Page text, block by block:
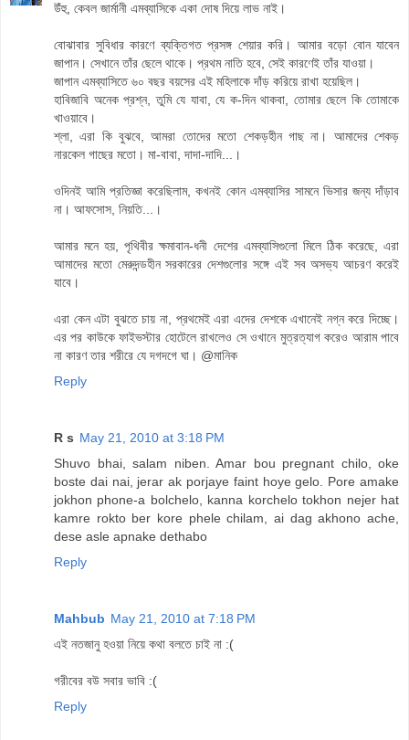
উঁহু, কেবল জার্মানী এমব্যাসিকে একা দোষ দিয়ে লাভ নাই।
বোঝাবার সুবিধার কারণে ব্যক্তিগত প্রসঙ্গ শেয়ার করি। আমার বড়ো বোন যাবেন
জাপান। সেখানে তাঁর ছেলে থাকে। প্রথম নাতি হবে, সেই কারণেই তাঁর যাওয়া।
জাপান এমব্যাসিতে ৬০ বছর বয়সের এই মহিলাকে দাঁড় করিয়ে রাখা হয়েছিল।
হাবিজাবি অনেক প্রশ্ন, তুমি যে যাবা, যে ক-দিন থাকবা, তোমার ছেলে কি তোমাকে
খাওয়াবে।
শ্লা, এরা কি বুঝবে, আমরা তোদের মতো শেকড়হীন গাছ না। আমাদের শেকড়
নারকেল গাছের মতো। মা-বাবা, দাদা-দাদি...।
ওদিনই আমি প্রতিজ্ঞা করেছিলাম, কখনই কোন এমব্যাসির সামনে ভিসার জন্য দাঁড়াব
না। আফসোস, নিয়তি...।
আমার মনে হয়, পৃথিবীর ক্ষমাবান-ধনী দেশের এমব্যাসিগুলো মিলে ঠিক করেছে, এরা
আমাদের মতো মেরুদন্ডহীন সরকারের দেশগুলোর সঙ্গে এই সব অসভ্য আচরণ করেই
যাবে।
এরা কেন এটা বুঝতে চায় না, প্রথমেই এরা এদের দেশকে এখানেই নগ্ন করে দিচ্ছে।
এর পর কাউকে ফাইভস্টার হোটেলে রাখলেও সে ওখানে মুত্রত্যাগ করেও আরাম পাবে
না কারণ তার শরীরে যে দগদগে ঘা। @মানিক
Reply
R s May 21, 2010 at 3:18 PM
Shuvo bhai, salam niben. Amar bou pregnant chilo, oke
boste dai nai, jerar ak porjaye faint hoye gelo. Pore amake
jokhon phone-a bolchelo, kanna korchelo tokhon nejer hat
kamre rokto ber kore phele chilam, ai dag akhono ache,
dese asle apnake dethabo
Reply
Mahbub May 21, 2010 at 7:18 PM
এই নতজানু হওয়া নিয়ে কথা বলতে চাই না :(
গরীবের বউ সবার ভাবি :(
Reply